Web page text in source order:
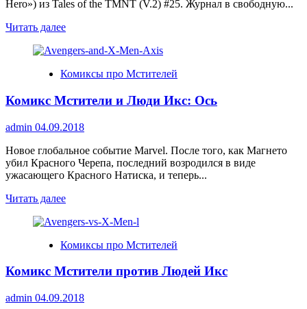
Hero») из Tales of the TMNT (V.2) #25. Журнал в свободную...
Читать далееПрочитать
о
о
Ниндзя:
Кун-
Комиксы про Мстителей
Комикс Мстители и Люди Икс: Ось
admin 04.09.2018
Новое глобальное событие Marvel. После того, как Магнето
убил Красного Черепа, последний возродился в виде
ужасающего Красного Натиска, и теперь...
Читать далееПрочитать
о
Мстители
Люди
Ось
Комиксы про Мстителей
Комикс Мстители против Людей Икс
admin 04.09.2018